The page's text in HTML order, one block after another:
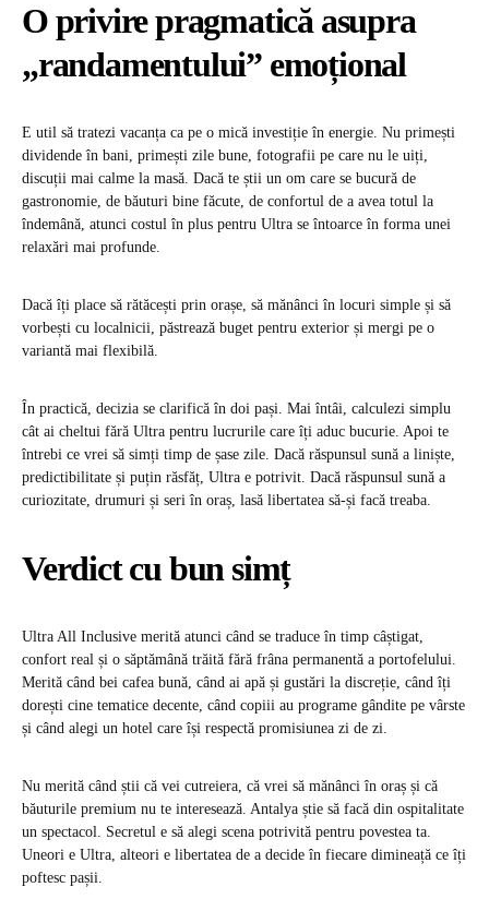
O privire pragmatică asupra
„randamentului” emoțional
E util să tratezi vacanța ca pe o mică investiție în energie. Nu primești
dividende în bani, primești zile bune, fotografii pe care nu le uiți,
discuții mai calme la masă. Dacă te știi un om care se bucură de
gastronomie, de băuturi bine făcute, de confortul de a avea totul la
îndemână, atunci costul în plus pentru Ultra se întoarce în forma unei
relaxări mai profunde.
Dacă îți place să rătăcești prin orașe, să mănânci în locuri simple și să
vorbești cu localnicii, păstrează buget pentru exterior și mergi pe o
variantă mai flexibilă.
În practică, decizia se clarifică în doi pași. Mai întâi, calculezi simplu
cât ai cheltui fără Ultra pentru lucrurile care îți aduc bucurie. Apoi te
întrebi ce vrei să simți timp de șase zile. Dacă răspunsul sună a liniște,
predictibilitate și puțin răsfăț, Ultra e potrivit. Dacă răspunsul sună a
curiozitate, drumuri și seri în oraș, lasă libertatea să-și facă treaba.
Verdict cu bun simț
Ultra All Inclusive merită atunci când se traduce în timp câștigat,
confort real și o săptămână trăită fără frâna permanentă a portofelului.
Merită când bei cafea bună, când ai apă și gustări la discreție, când îți
dorești cine tematice decente, când copiii au programe gândite pe vârste
și când alegi un hotel care își respectă promisiunea zi de zi.
Nu merită când știi că vei cutreiera, că vrei să mănânci în oraș și că
băuturile premium nu te interesează. Antalya știe să facă din ospitalitate
un spectacol. Secretul e să alegi scena potrivită pentru povestea ta.
Uneori e Ultra, alteori e libertatea de a decide în fiecare dimineață ce îți
poftesc pașii.